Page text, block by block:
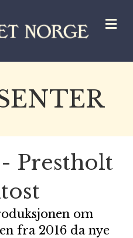
Prestholt
om
fra 2016 da nye